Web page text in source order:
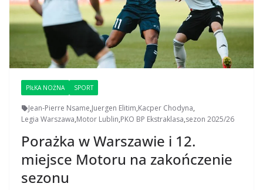
PIŁKA NOŻNA SPORT
Jean-Pierre Nsame,Juergen Elitim,Kacper Chodyna,
Legia Warszawa,Motor Lublin,PKO BP Ekstraklasa,sezon 2025/26
Porażka w Warszawie i 12.
miejsce Motoru na zakończenie
sezonu